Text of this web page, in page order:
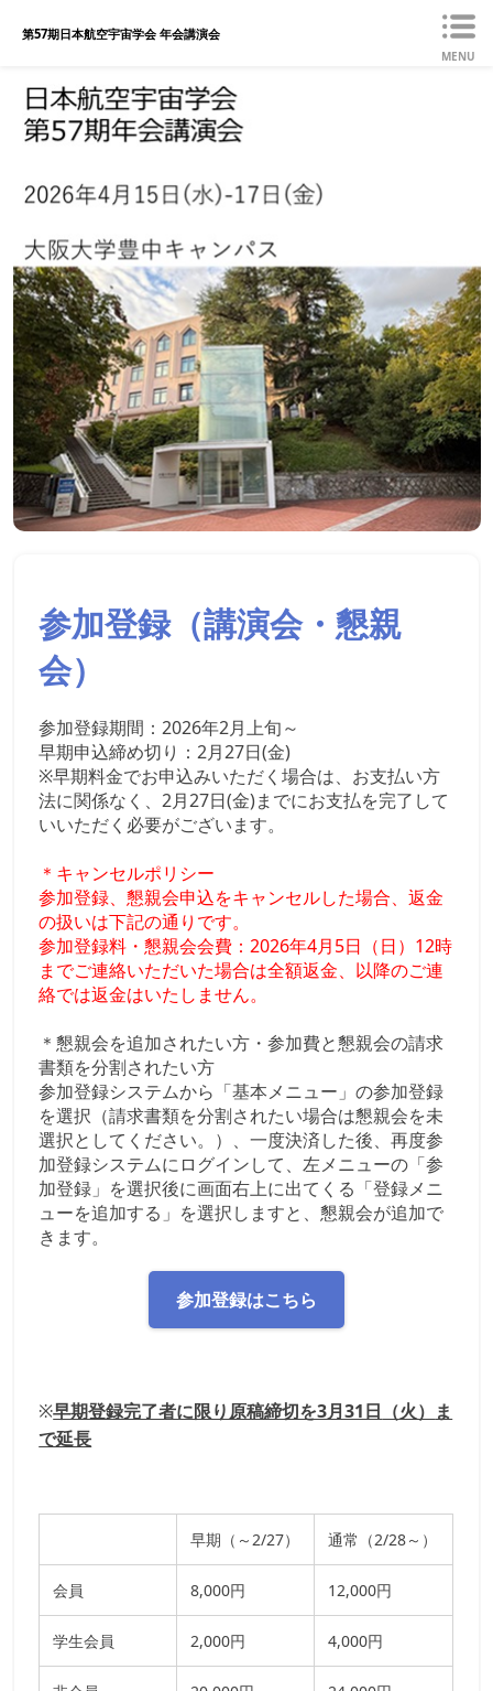
第57期日本航空宇宙学会 年会講演会
MENU
参加登録（講演会・懇親
会）
参加登録期間：2026年2月上旬～
早期申込締め切り：2月27日(金)
※早期料金でお申込みいただく場合は、お支払い方
法に関係なく、2月27日(金)までにお支払を完了して
いいただく必要がございます。
＊キャンセルポリシー
参加登録、懇親会申込をキャンセルした場合、返金
の扱いは下記の通りです。
参加登録料・懇親会会費：2026年4月5日（日）12時
までご連絡いただいた場合は全額返金、以降のご連
絡では返金はいたしません。
＊懇親会を追加されたい方・参加費と懇親会の請求
書類を分割されたい方
参加登録システムから「基本メニュー」の参加登録
を選択（請求書類を分割されたい場合は懇親会を未
選択としてください。）、一度決済した後、再度参
加登録システムにログインして、左メニューの「参
加登録」を選択後に画面右上に出てくる「登録メニ
ューを追加する」を選択しますと、懇親会が追加で
きます。
参加登録はこちら
※早期登録完了者に限り原稿締切を3月31日 （火） ま
で延長
早期（～ 2/27） 通常（2/28～）
会員 8,000円 12,000円
学生会員 2,000円 4,000円